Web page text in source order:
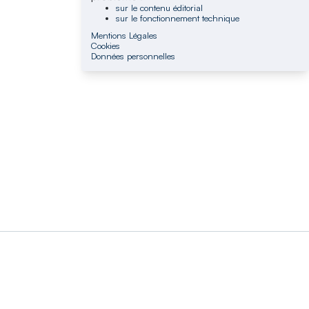
sur le contenu éditorial
sur le fonctionnement technique
Mentions Légales
Cookies
Données personnelles